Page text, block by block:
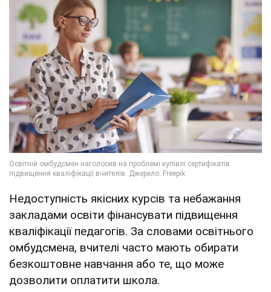
Недоступність якісних курсів та небажання
закладами освіти фінансувати підвищення
кваліфікації педагогів. За словами освітнього
омбудсмена, вчителі часто мають обирати
безкоштовне навчання або те, що може
дозволити оплатити школа.